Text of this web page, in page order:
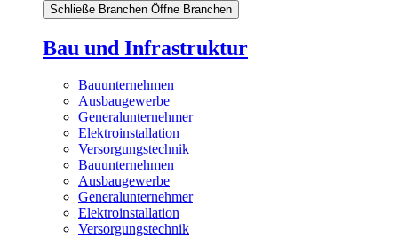
Schließe Branchen Öffne Branchen
Bau und Infrastruktur
Bauunternehmen
Ausbaugewerbe
Generalunternehmer
Elektroinstallation
Versorgungstechnik
Bauunternehmen
Ausbaugewerbe
Generalunternehmer
Elektroinstallation
Versorgungstechnik